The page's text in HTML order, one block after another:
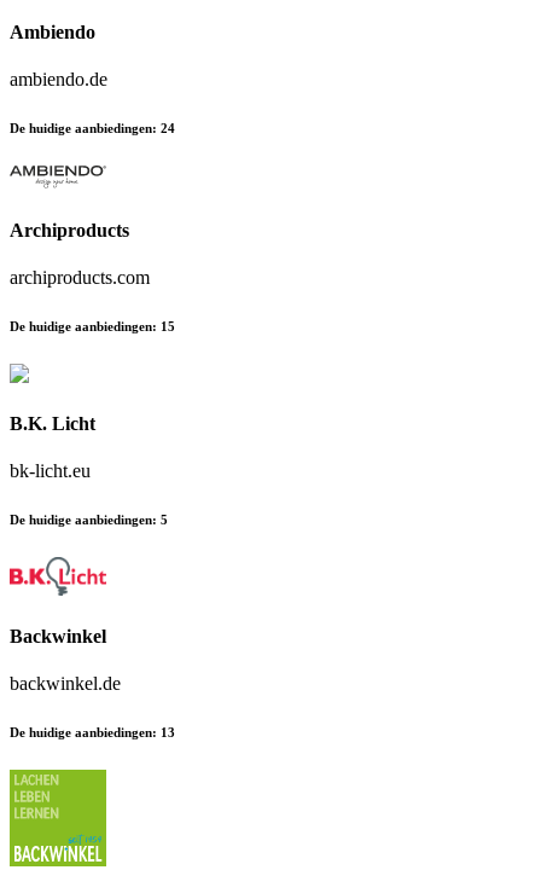
Ambiendo
ambiendo.de
De huidige aanbiedingen: 24
Archiproducts
archiproducts.com
De huidige aanbiedingen: 15
B.K. Licht
bk-licht.eu
De huidige aanbiedingen: 5
Backwinkel
backwinkel.de
De huidige aanbiedingen: 13